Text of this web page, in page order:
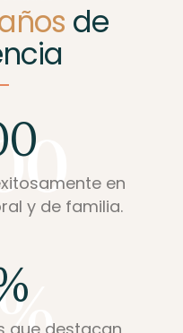
de
en
y de familia.